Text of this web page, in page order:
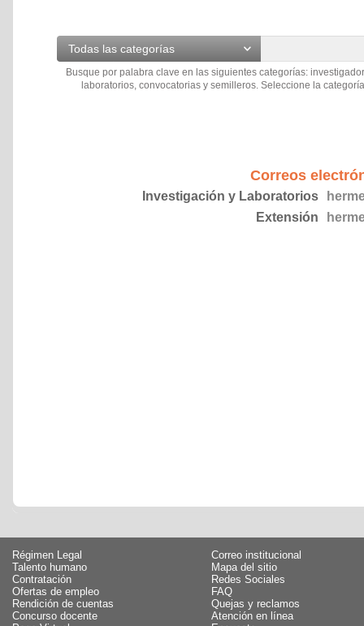
Todas las categorías
Busque por palabra clave en las siguientes categorías:
laboratorios, convocatorias y semilleros. Seleccione la
Correos
Investigación y Laboratorios
Extensión
Régimen Legal
Talento humano
Contratación
Ofertas de empleo
Rendición de cuentas
Concurso docente
Correo institucional
Mapa del sitio
Redes Sociales
FAQ
Quejas y reclamos
Atención en línea